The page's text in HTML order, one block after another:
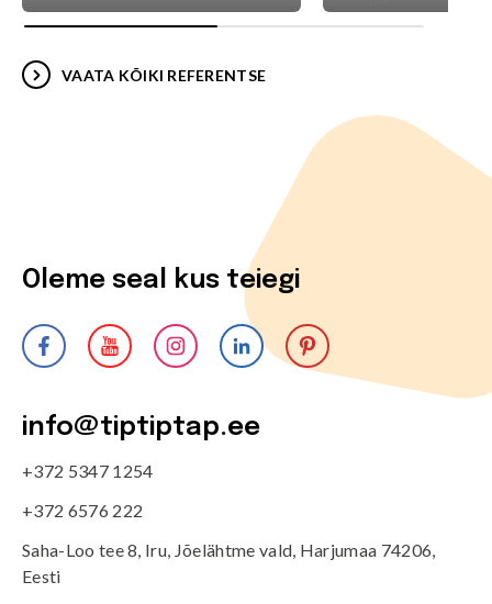
VAATA KÕIKI REFERENTSE
Oleme seal kus teiegi
info@tiptiptap.ee
+372 5347 1254
+372 6576 222
Saha-Loo tee 8, Iru, Jõelähtme vald, Harjumaa 74206,
Eesti